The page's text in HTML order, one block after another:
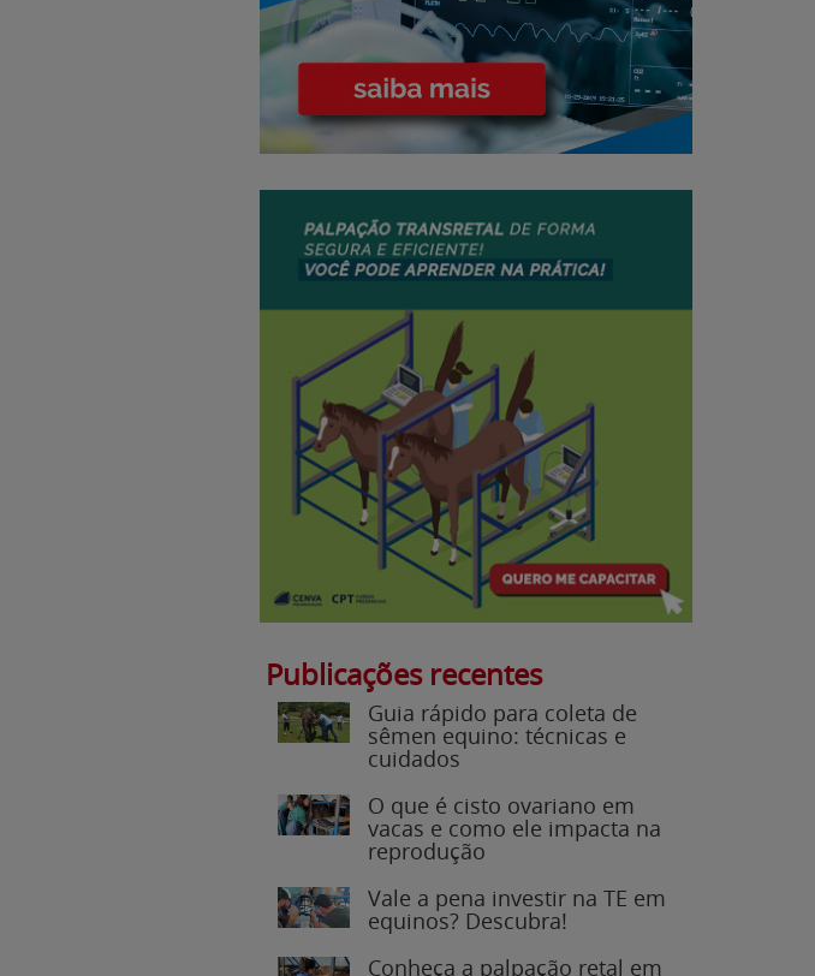
Publicações recentes
Guia rápido para coleta de
sêmen equino: técnicas e
cuidados
O que é cisto ovariano em
vacas e como ele impacta na
reprodução
Vale a pena investir na TE em
equinos? Descubra!
Conheça a palpação retal em